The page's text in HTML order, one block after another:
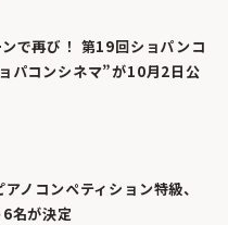
で再び！ 第19回ショパンコ
パコンシネマ”が10月2日公
ノコンペティション特級、
名が決定